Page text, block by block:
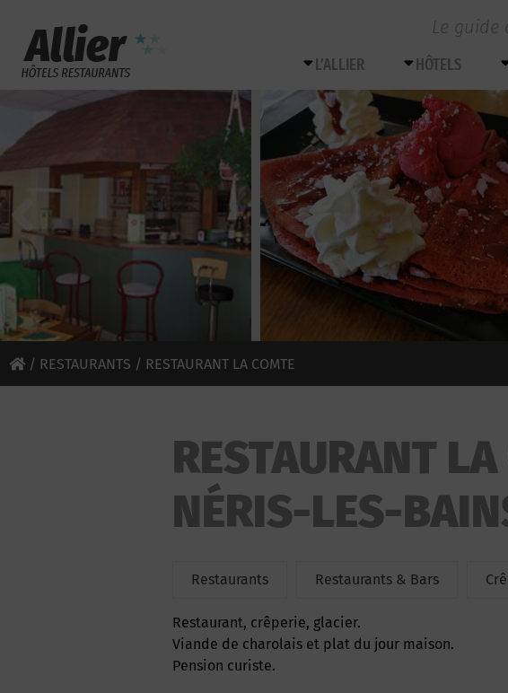
Le guide
L’ALLIER HÔTELS
/ RESTAURANTS / RESTAURANT LA COMTE
RESTAURANT
NÉRIS-LES-
Restaurants Restaurants & Bars
Restaurant, crêperie, glacier.
Viande de charolais et plat du jour maison.
Pension curiste.